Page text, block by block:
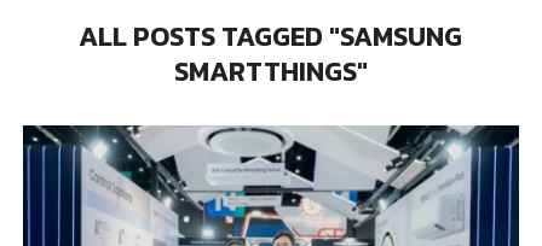
ALL POSTS TAGGED "SAMSUNG
SMARTTHINGS"